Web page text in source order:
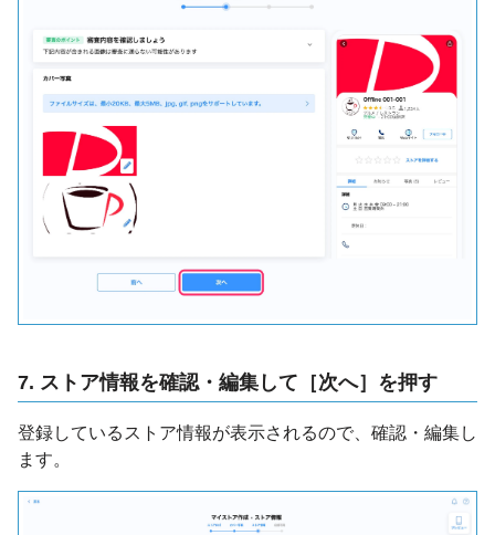
7. ストア情報を確認・編集して［次へ］を押す
登録しているストア情報が表示されるので、確認・編集し
ます。